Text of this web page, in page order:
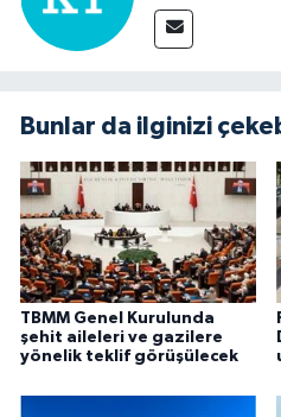
Bunlar da ilginizi
TBMM Genel Kurulunda
şehit aileleri ve gazilere
yönelik teklif görüşülecek